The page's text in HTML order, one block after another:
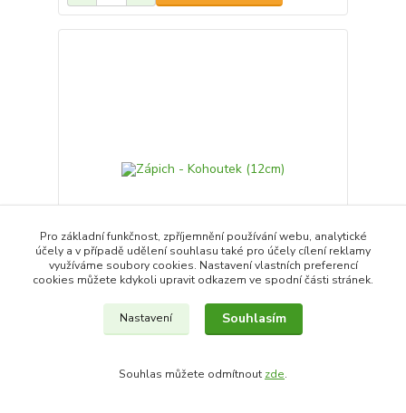
Zápich - Kohoutek (12cm)
25,0 Kč
Přidat do košíku
Pro základní funkčnost, zpříjemnění používání webu, analytické
účely a v případě udělení souhlasu také pro účely cílení reklamy
využíváme soubory cookies. Nastavení vlastních preferencí
cookies můžete kdykoli upravit odkazem ve spodní části stránek.
Nastavení Souhlasím
Souhlas můžete odmítnout zde.